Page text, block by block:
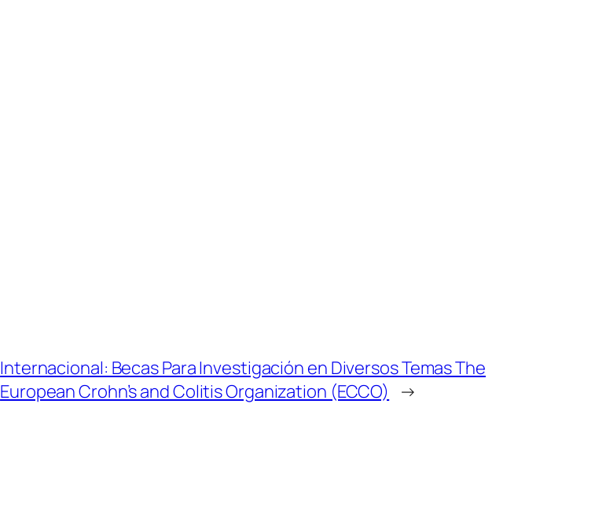
Internacional: Becas Para Investigación en Diversos Temas The
European Crohn’s and Colitis Organization (ECCO)
→